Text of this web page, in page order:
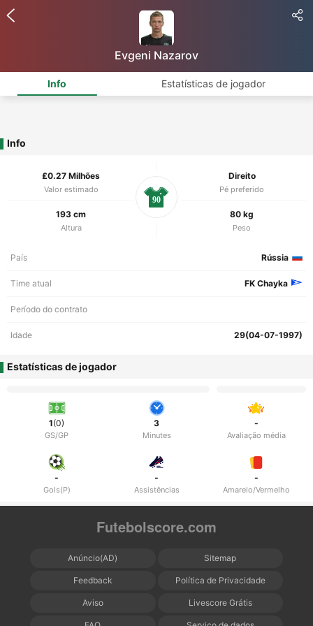
Evgeni Nazarov
Info Estatísticas de jogador
Info
£0.27 Milhões
Valor estimado
Direito
Pé preferido
193 cm
Altura
80 kg
Peso
90
País Rússia
Time atual FK Chayka
Período do contrato
Idade 29(04-07-1997)
Estatísticas de jogador
1(0)
GS/GP
3
Minutes
-
Avaliação média
-
Gols(P)
-
Assistências
-
Amarelo/Vermelho
Futebolscore.com
Anúncio(AD) Sitemap
Feedback Política de Privacidade
Aviso Livescore Grátis